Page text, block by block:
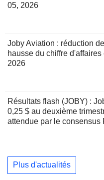
05, 2026
Joby Aviation : réduction
hausse du chiffre
2026
Résultats flash (JOBY) :
0,25 $ au deuxième
attendue par le consensus
Plus d'actualités